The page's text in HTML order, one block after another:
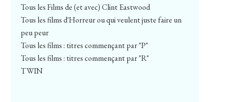
Tous les Films de (et avec) Clint Eastwood
Tous les films d'Horreur ou qui veulent juste faire un
peu peur
Tous les films : titres commençant par "P"
Tous les films : titres commençant par "R"
TWIN